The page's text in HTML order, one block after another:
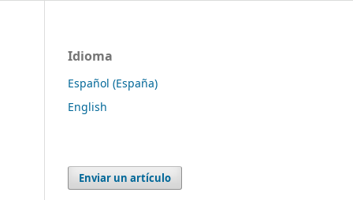
Idioma
Español (España)
English
Enviar un artículo